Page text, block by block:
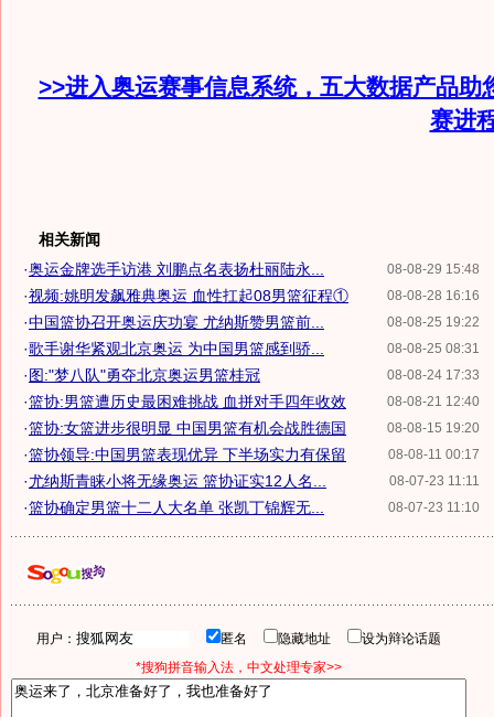
>>进入奥运赛事信息系统，五大数据产品助
赛进
相关新闻
08-08-29 15:48
·奥运金牌选手访港 刘鹏点名表扬杜丽陆永...
08-08-28 16:16
·视频:姚明发飙雅典奥运 血性扛起08男篮征程①
08-08-25 19:22
·中国篮协召开奥运庆功宴 尤纳斯赞男篮前...
08-08-25 08:31
·歌手谢华紧观北京奥运 为中国男篮感到骄...
08-08-24 17:33
·图:"梦八队"勇夺北京奥运男篮桂冠
08-08-21 12:40
·篮协:男篮遭历史最困难挑战 血拼对手四年收效
08-08-15 19:20
·篮协:女篮进步很明显 中国男篮有机会战胜德国
08-08-11 00:17
·篮协领导:中国男篮表现优异 下半场实力有保留
08-07-23 11:11
·尤纳斯青睐小将无缘奥运 篮协证实12人名...
08-07-23 11:10
·篮协确定男篮十二人大名单 张凯丁锦辉无...
用户： 匿名 隐藏地址
设为辩论话题
*搜狗拼音输入法，中文处理专家>>